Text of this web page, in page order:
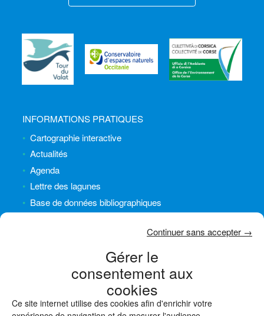
Gérer le
consentement aux
cookies
Ce site internet utilise des cookies afin d'enrichir votre
Continuer sans accepter →
INFORMATIONS PRATIQUES
Cartographie interactive
Actualités
Agenda
Lettre des lagunes
Base de données bibliographiques
Mentions légales
Politique de cookies (UE)